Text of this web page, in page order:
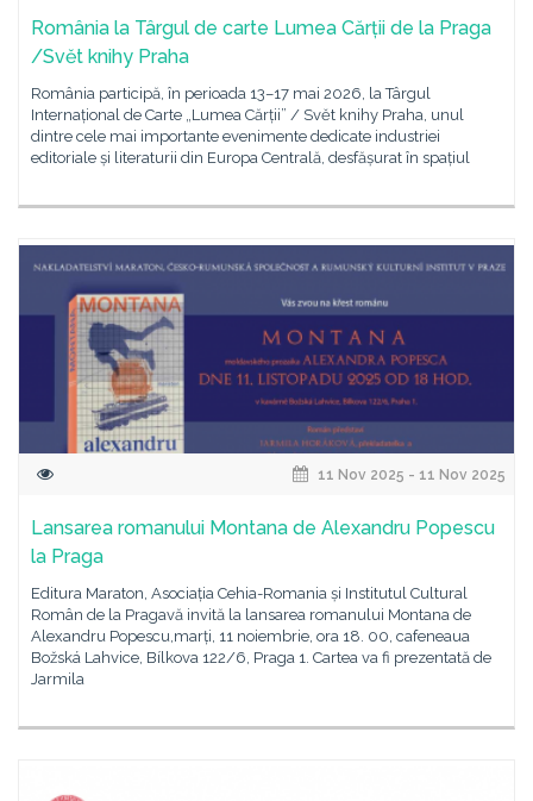
România la Târgul de carte Lumea Cărții de la Praga
/Svět knihy Praha
România participă, în perioada 13–17 mai 2026, la Târgul
Internațional de Carte „Lumea Cărții” / Svět knihy Praha, unul
dintre cele mai importante evenimente dedicate industriei
editoriale și literaturii din Europa Centrală, desfășurat în spațiul
11 Nov 2025 - 11 Nov 2025
Lansarea romanului Montana de Alexandru Popescu
la Praga
Editura Maraton, Asociația Cehia-Romania și Institutul Cultural
Român de la Pragavă invită la lansarea romanului Montana de
Alexandru Popescu,marți, 11 noiembrie, ora 18. 00, cafeneaua
Božská Lahvice, Bílkova 122/6, Praga 1. Cartea va fi prezentată de
Jarmila